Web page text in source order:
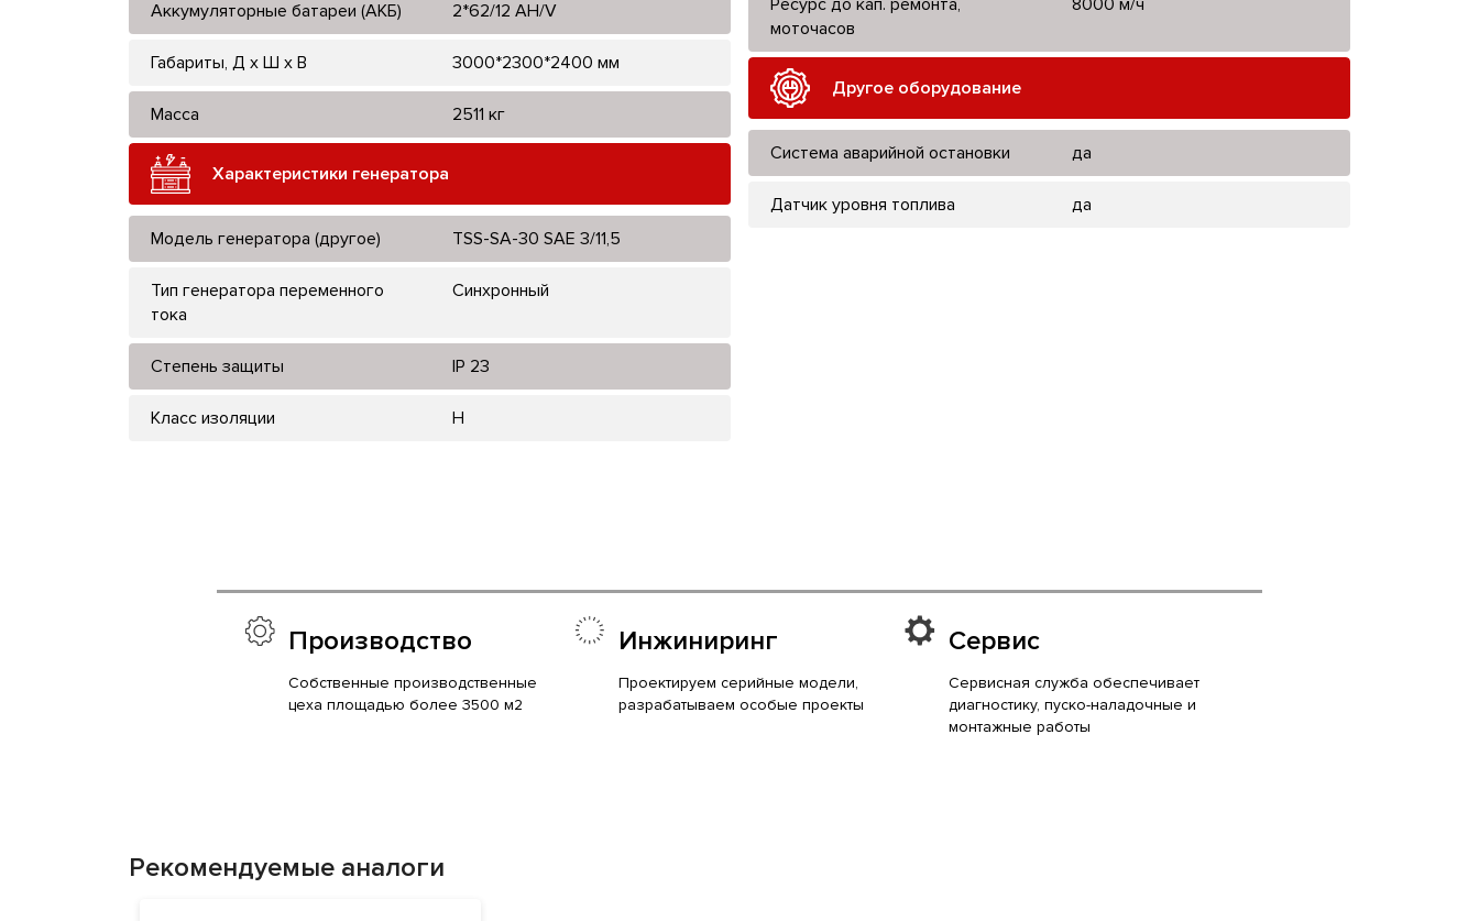
Аккумуляторные батареи (АКБ) 2*62/12 AH/V
Габариты, Д x Ш x В 3000*2300*2400 мм
Масса 2511 кг
Характеристики генератора
Модель генератора (другое) TSS-SA-30 SAE 3/11,5
Тип генератора переменного
тока
Синхронный
Степень защиты IP 23
Класс изоляции H
моточасов
Другое оборудование
Система аварийной остановки да
Датчик уровня топлива да
Производство
Собственные производственные
цеха площадью более 3500 м2
Инжиниринг
Проектируем серийные модели,
разрабатываем особые проекты
Сервис
Сервисная служба обеспечивает
диагностику, пуско-наладочные и
монтажные работы
Рекомендуемые аналоги